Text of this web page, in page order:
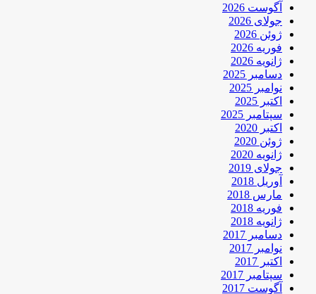
آگوست 2026
جولای 2026
ژوئن 2026
فوریه 2026
ژانویه 2026
دسامبر 2025
نوامبر 2025
اکتبر 2025
سپتامبر 2025
اکتبر 2020
ژوئن 2020
ژانویه 2020
جولای 2019
آوریل 2018
مارس 2018
فوریه 2018
ژانویه 2018
دسامبر 2017
نوامبر 2017
اکتبر 2017
سپتامبر 2017
آگوست 2017